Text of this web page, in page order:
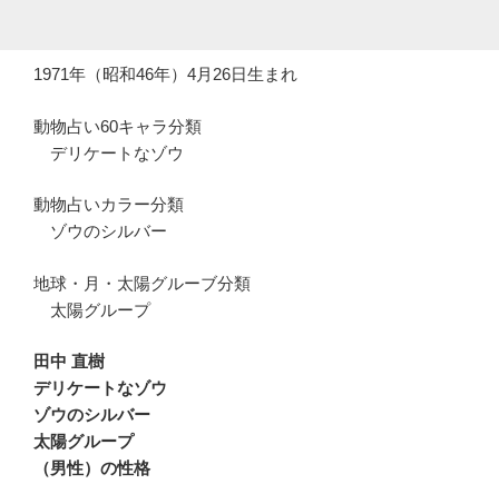
1971年（昭和46年）4月26日生まれ
動物占い60キャラ分類
デリケートなゾウ
動物占いカラー分類
ゾウのシルバー
地球・月・太陽グルーブ分類
太陽グループ
田中 直樹
デリケートなゾウ
ゾウのシルバー
太陽グループ
（男性）の性格